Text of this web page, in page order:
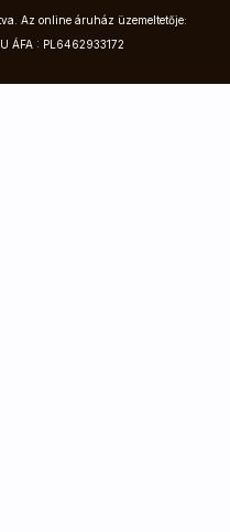
Az online áruház üzemeltetője:
ÁFA : PL6462933172